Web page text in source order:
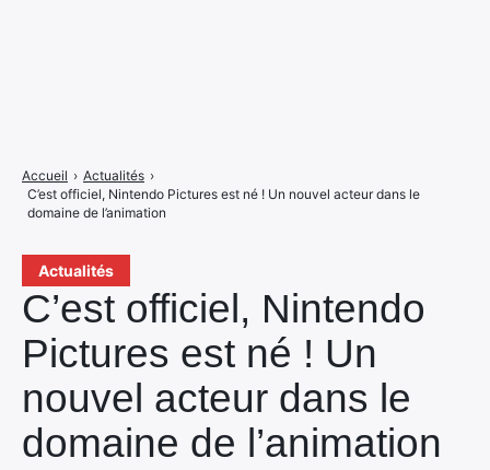
Actualités
C’est officiel, Nintendo
Pictures est né ! Un
nouvel acteur dans le
domaine de l’animation
Accueil › Actualités ›
C’est officiel, Nintendo Pictures est né ! Un nouvel acteur dans le
domaine de l’animation